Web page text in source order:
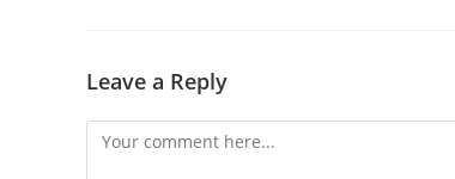
Leave a Reply
Comment